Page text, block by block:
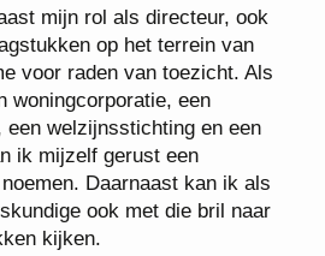
mijn rol als directeur, ook
op het terrein van
voor raden van toezicht. Als
woningcorporatie, een
een welzijnsstichting en een
ik mijzelf gerust een
Daarnaast kan ik als
ook met die bril naar
kijken.